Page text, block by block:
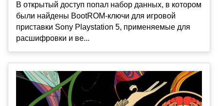
В открытый доступ попал набор данных, в котором
были найдены BootROM-ключи для игровой
приставки Sony Playstation 5, применяемые для
расшифровки и ве...